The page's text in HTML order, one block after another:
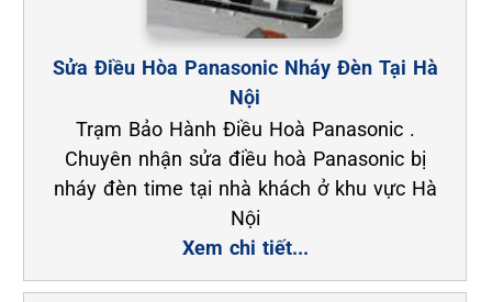
Sửa Điều Hòa Panasonic Nháy Đèn Tại Hà
Nội
Trạm Bảo Hành Điều Hoà Panasonic .
Chuyên nhận sửa điều hoà Panasonic bị
nháy đèn time tại nhà khách ở khu vực Hà
Nội
Xem chi tiết...